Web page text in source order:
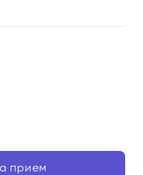
прием